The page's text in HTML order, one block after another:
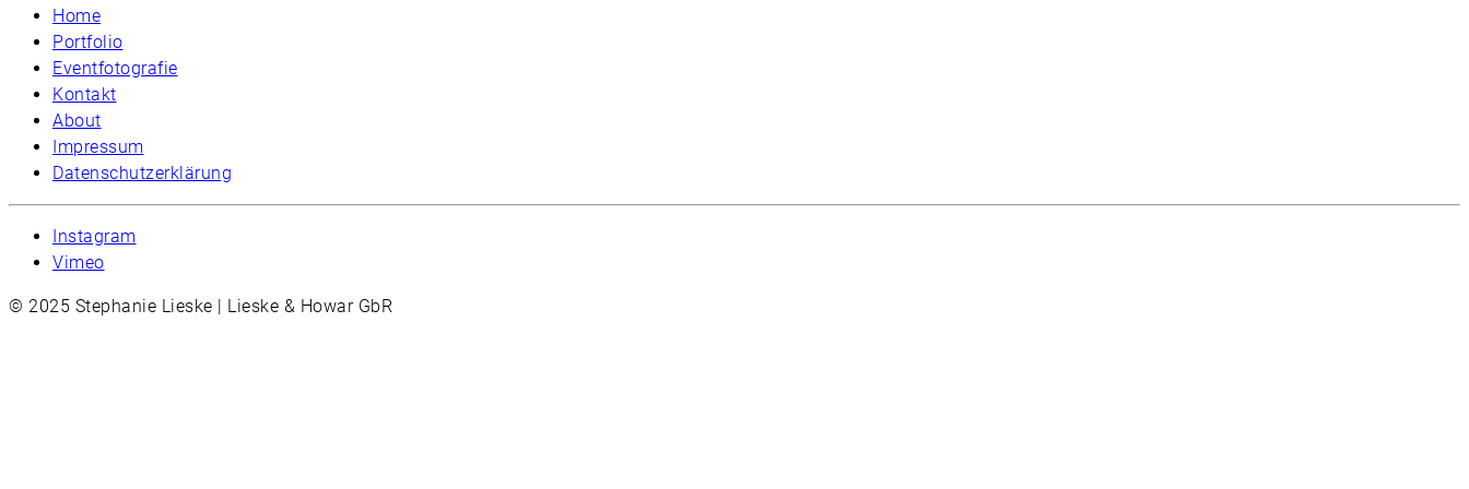
Home
Portfolio
Eventfotografie
Kontakt
About
Impressum
Datenschutzerklärung
Instagram
Vimeo
© 2025 Stephanie Lieske | Lieske & Howar GbR